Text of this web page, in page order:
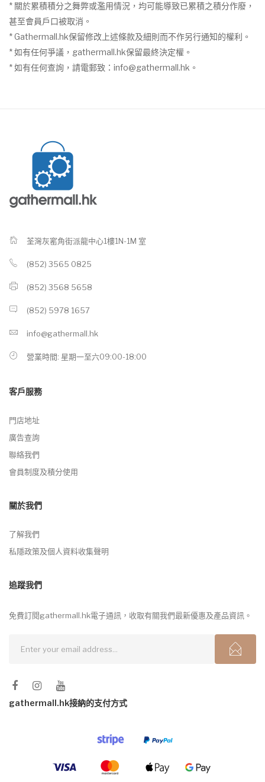
* 關於累積積分之舞弊或濫用情況，均可能導致已累積之積分作廢，
甚至會員戶口被取消。
* Gathermall.hk保留修改上述條款及細則而不作另行通知的權利。
* 如有任何爭議，gathermall.hk保留最終決定權。
* 如有任何查詢，請電郵致： info@gathermall.hk 。
荃灣灰窰角街派龍中心1樓1N-1M 室
(852) 3565 0825
(852) 3568 5658
(852) 5978 1657
info@gathermall.hk
營業時間: 星期一至六09:00-18:00
客戶服務
門店地址
廣告查詢
聯絡我們
會員制度及積分使用
關於我們
了解我們
私隱政策及個人資料收集聲明
追蹤我們
免費訂閱gathermall.hk電子通訊，收取有關我們最新優惠及產品資訊。
gathermall.hk接納的支付方式